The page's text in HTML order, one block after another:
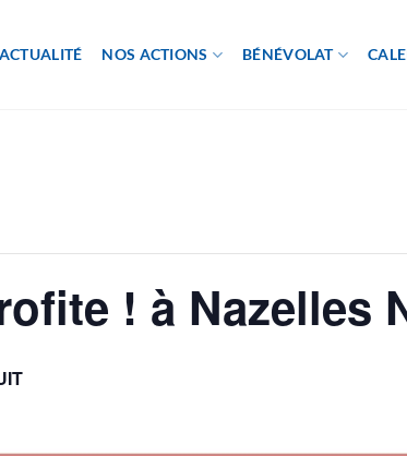
ACTUALITÉ NOS ACTIONS BÉNÉVOLAT
! à Nazelles